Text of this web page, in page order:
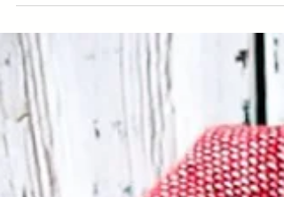
e acompanhado de farofa de alho e cebola Dona
Raiz. INGREDIENTES 2 xícaras de arroz...